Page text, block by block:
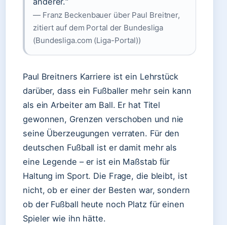
— Franz Beckenbauer über Paul Breitner,
zitiert auf dem Portal der Bundesliga
(Bundesliga.com (Liga-Portal))
Paul Breitners Karriere ist ein Lehrstück
darüber, dass ein Fußballer mehr sein kann
als ein Arbeiter am Ball. Er hat Titel
gewonnen, Grenzen verschoben und nie
seine Überzeugungen verraten. Für den
deutschen Fußball ist er damit mehr als
eine Legende – er ist ein Maßstab für
Haltung im Sport. Die Frage, die bleibt, ist
nicht, ob er einer der Besten war, sondern
ob der Fußball heute noch Platz für einen
Spieler wie ihn hätte.